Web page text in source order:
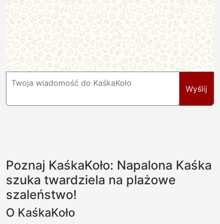
Wyślij
Poznaj KaśkaKoło: Napalona Kaśka
szuka twardziela na plażowe
szaleństwo!
O KaśkaKoło